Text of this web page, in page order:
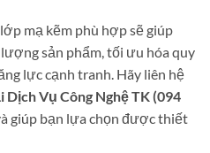
mạ kẽm phù hợp sẽ giúp
sản phẩm, tối ưu hóa quy
lực cạnh tranh. Hãy liên hệ
Vụ Công Nghệ TK (094
giúp bạn lựa chọn được thiết